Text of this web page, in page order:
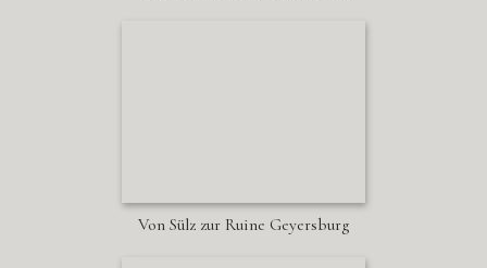
Von Sülz zur Ruine Geyersburg